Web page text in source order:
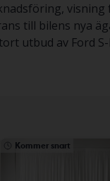
till bilens nya
utbud av Ford
Kommer snart